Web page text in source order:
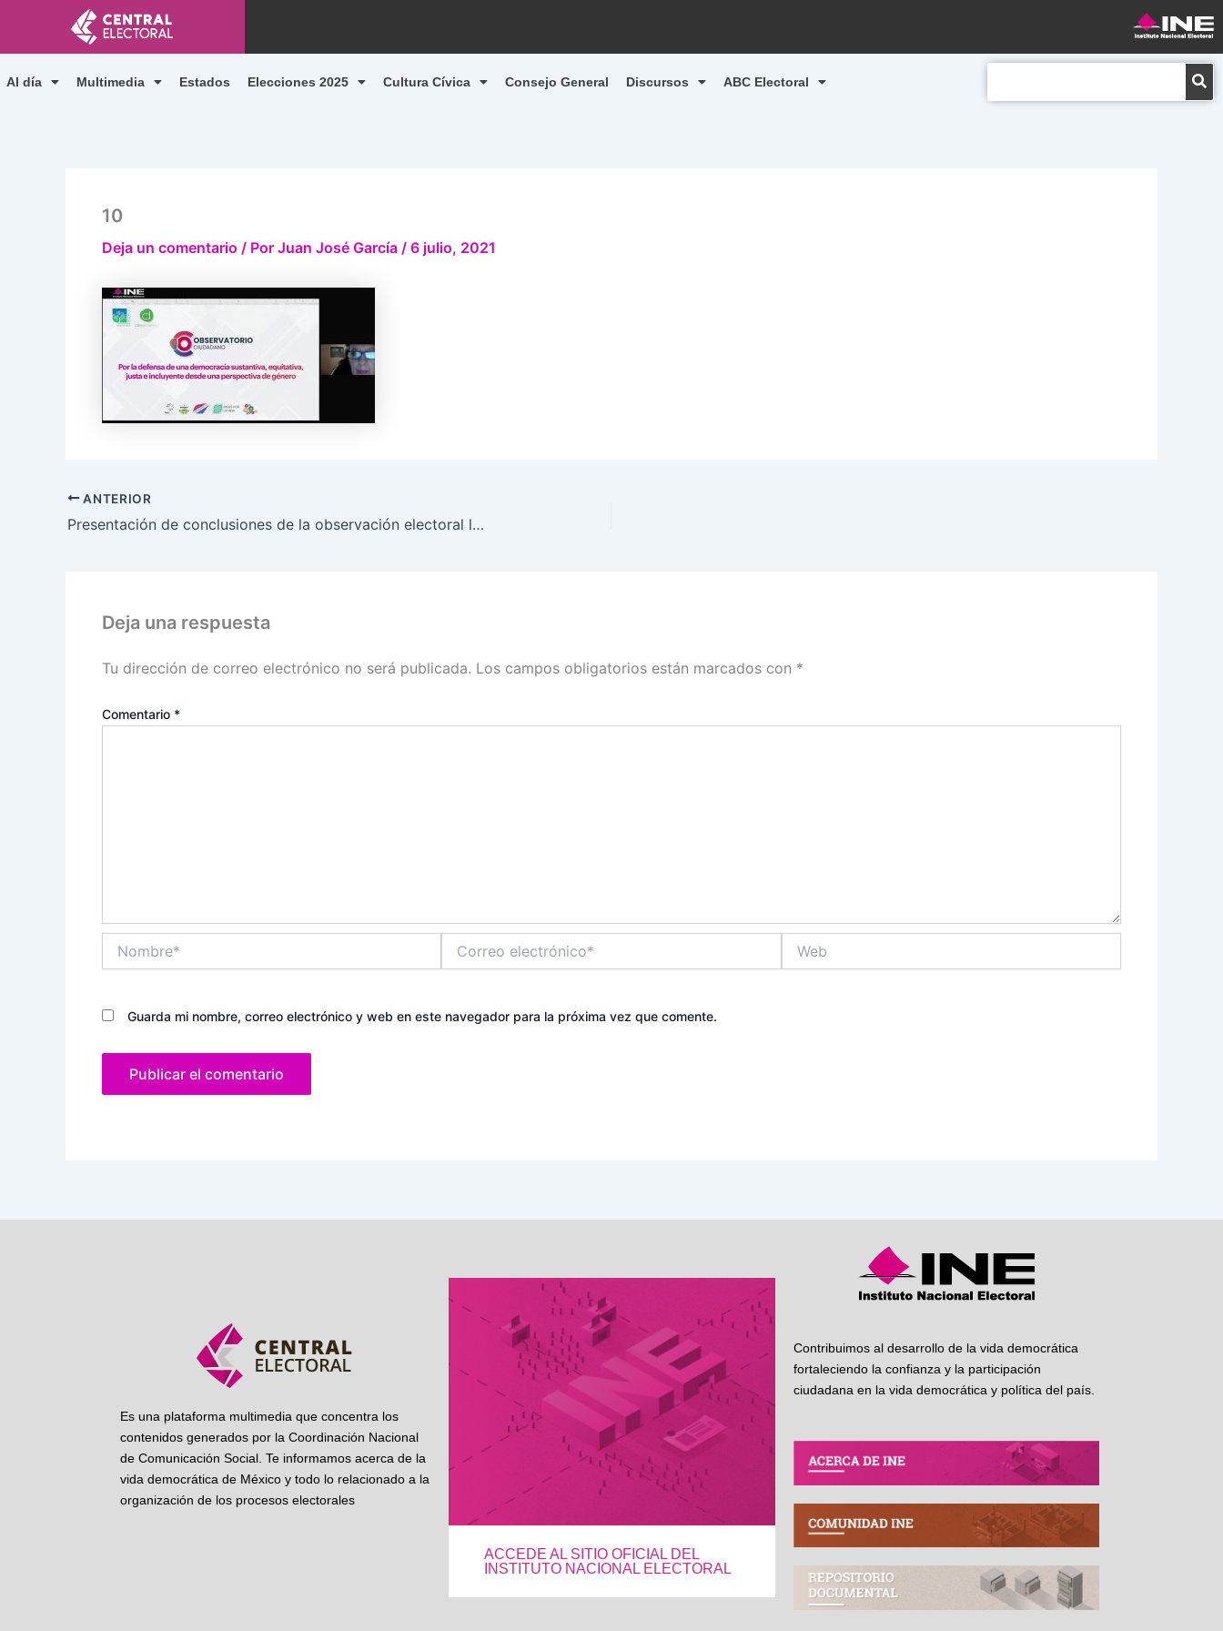
contenido
Al día Multimedia Estados Elecciones 2025 Cultura Cívica Consejo General Discursos ABC Electoral
10
Deja un comentario / Por Juan José García / 6 julio, 2021
ANTERIOR
Presentación de conclusiones de la observación electoral local (Grupo 2)
Deja una respuesta
Tu dirección de correo electrónico no será publicada. Los campos obligatorios están marcados con *
Comentario *
electrónico*
Guarda mi nombre, correo electrónico y web en este navegador para la próxima vez que comente.
Es una plataforma multimedia que concentra los
contenidos generados por la Coordinación Nacional
de Comunicación Social. Te informamos acerca de la
vida democrática de México y todo lo relacionado a la
organización de los procesos electorales
ACCEDE AL SITIO OFICIAL DEL
INSTITUTO NACIONAL ELECTORAL
Contribuimos al desarrollo de la vida democrática
fortaleciendo la confianza y la participación
ciudadana en la vida democrática y política del país.